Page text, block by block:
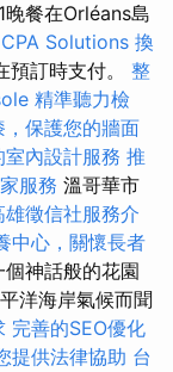
餐在Orléans島
Solutions 換
預訂時支付。 整
精準聽力檢
，保護您的牆面
內設計服務 推
服務 溫哥華市
雄徵信社服務介
中心，關懷長者
神話般的花園
洋海岸氣候而聞
完善的SEO優化
提供法律協助 台